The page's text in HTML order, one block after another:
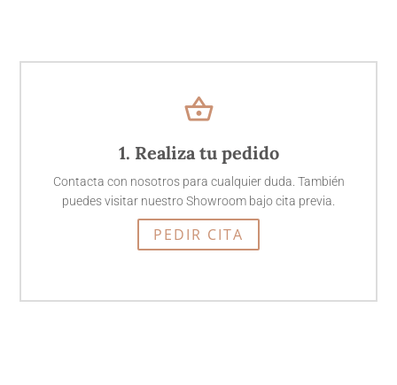
shopping_basket
1. Realiza tu pedido
Contacta con nosotros para cualquier duda. También
puedes visitar nuestro Showroom bajo cita previa.
PEDIR CITA